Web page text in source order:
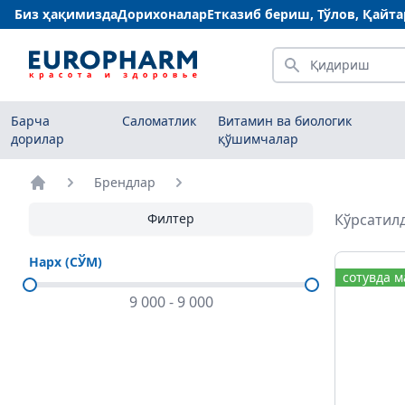
Биз ҳақимиздаДорихоналарЕтказиб бериш, Тўлов,
Қидириш
Барча
дорилар
Саломатлик
Витамин ва биологик
қўшимчалар
Брендлар
Филтер
Нарх (СЎМ)
9 000-9 000
сотувда